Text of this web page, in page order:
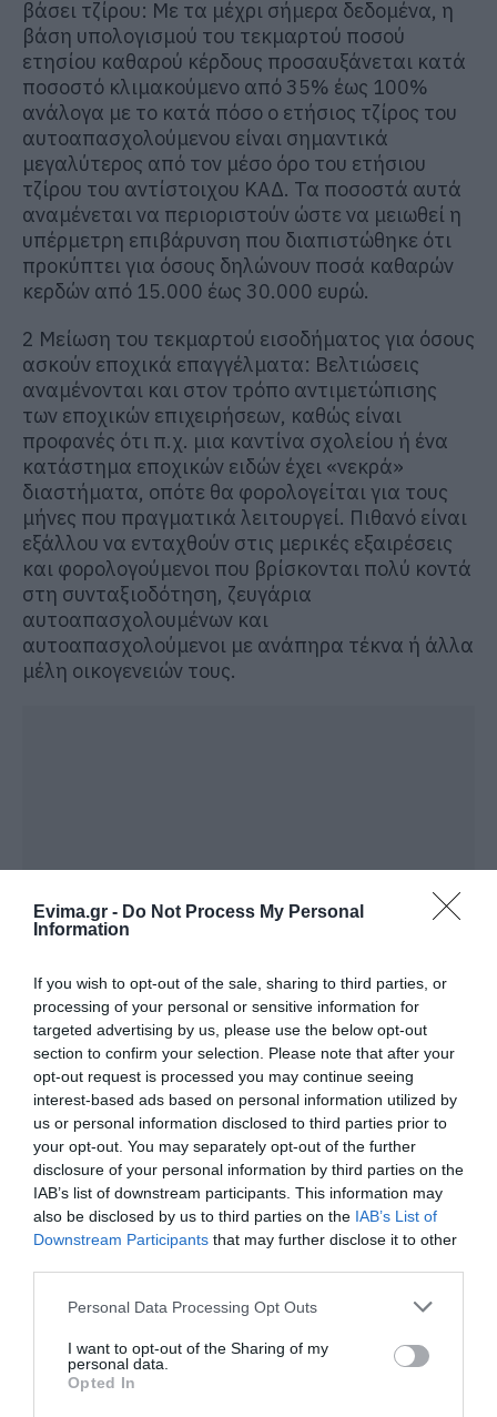
Evima.gr - Do Not Process My Personal
Information
If you wish to opt-out of the sale, sharing to third parties, or
processing of your personal or sensitive information for
targeted advertising by us, please use the below opt-out
section to confirm your selection. Please note that after your
opt-out request is processed you may continue seeing
interest-based ads based on personal information utilized by
us or personal information disclosed to third parties prior to
your opt-out. You may separately opt-out of the further
disclosure of your personal information by third parties on the
IAB’s list of downstream participants. This information may
also be disclosed by us to third parties on the IAB’s List of
Downstream Participants that may further disclose it to other
Please note that this website/app uses one or more Google
not limited to your visit or usage behaviour. You may click to
grant or deny consent to Google and its third-party tags to
use your data for below specified purposes in below Google
Personal Data Processing Opt Outs
I want to opt-out of the Sharing of my
personal data.
Opted In
βάσει τζίρου: Με τα μέχρι σήμερα δεδομένα, η
βάση υπολογισμού του τεκμαρτού ποσού
ετησίου καθαρού κέρδους προσαυξάνεται κατά
ποσοστό κλιμακούμενο από 35% έως 100%
ανάλογα με το κατά πόσο ο ετήσιος τζίρος του
αυτοαπασχολούμενου είναι σημαντικά
μεγαλύτερος από τον μέσο όρο του ετήσιου
τζίρου του αντίστοιχου ΚΑΔ. Τα ποσοστά αυτά
αναμένεται να περιοριστούν ώστε να μειωθεί η
υπέρμετρη επιβάρυνση που διαπιστώθηκε ότι
προκύπτει για όσους δηλώνουν ποσά καθαρών
κερδών από 15.000 έως 30.000 ευρώ.
2 Μείωση του τεκμαρτού εισοδήματος για όσους
ασκούν εποχικά επαγγέλματα: Βελτιώσεις
αναμένονται και στον τρόπο αντιμετώπισης
των εποχικών επιχειρήσεων, καθώς είναι
προφανές ότι π.χ. μια καντίνα σχολείου ή ένα
κατάστημα εποχικών ειδών έχει «νεκρά»
διαστήματα, οπότε θα φορολογείται για τους
μήνες που πραγματικά λειτουργεί. Πιθανό είναι
εξάλλου να ενταχθούν στις μερικές εξαιρέσεις
και φορολογούμενοι που βρίσκονται πολύ κοντά
στη συνταξιοδότηση, ζευγάρια
αυτοαπασχολουμένων και
αυτοαπασχολούμενοι με ανάπηρα τέκνα ή άλλα
μέλη οικογενειών τους.
Ακολουθήστε το evima.gr στοGoogle News
Διαβάστε όλες τις